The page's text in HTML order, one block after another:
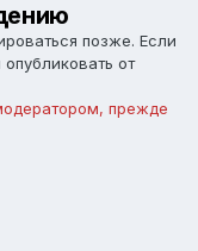
позже. Если
опубликовать от
прежде